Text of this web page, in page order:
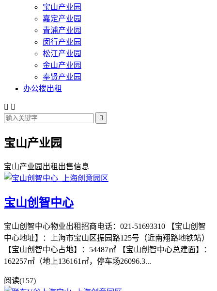
宝山产业园
嘉定产业园
青浦产业园
闵行产业园
松江产业园
金山产业园
奉贤产业园
办公楼出租
 

宝山产业园
宝山产业园出租出售信息
宝山创智中心
宝山创智中心物业出租招商电话：021-51693310 【宝山创智
中心地址】：上海市宝山区振园路125号（近南翔路地铁站）
【宝山创智中心占地】：54487㎡ 【宝山创智中心总建面】：
162257㎡（地上136161㎡，停车场26096.3...
阅读(157)